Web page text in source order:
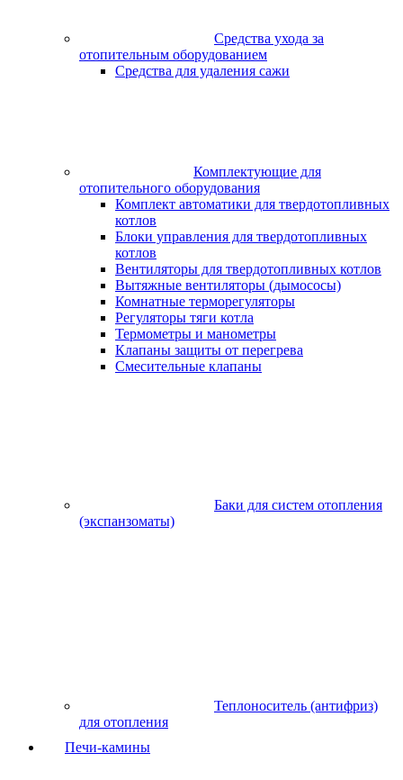
Средства ухода за
отопительным оборудованием
Средства для удаления сажи
Комплектующие для
отопительного оборудования
Комплект автоматики для твердотопливных
котлов
Блоки управления для твердотопливных
котлов
Вентиляторы для твердотопливных котлов
Вытяжные вентиляторы (дымососы)
Комнатные терморегуляторы
Регуляторы тяги котла
Термометры и манометры
Клапаны защиты от перегрева
Смесительные клапаны
Баки для систем отопления
(экспанзоматы)
Теплоноситель (антифриз)
для отопления
Печи-камины